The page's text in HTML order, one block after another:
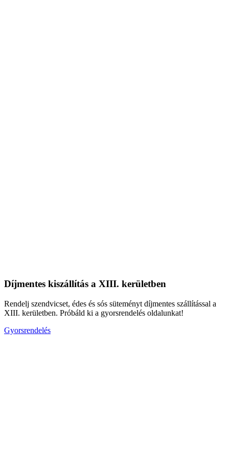
Díjmentes kiszállítás a XIII. kerületben
Rendelj szendvicset, édes és sós süteményt díjmentes szállítással a
XIII. kerületben. Próbáld ki a gyorsrendelés oldalunkat!
Gyorsrendelés